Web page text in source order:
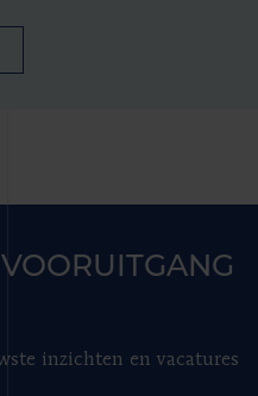
inzichten en vacatures